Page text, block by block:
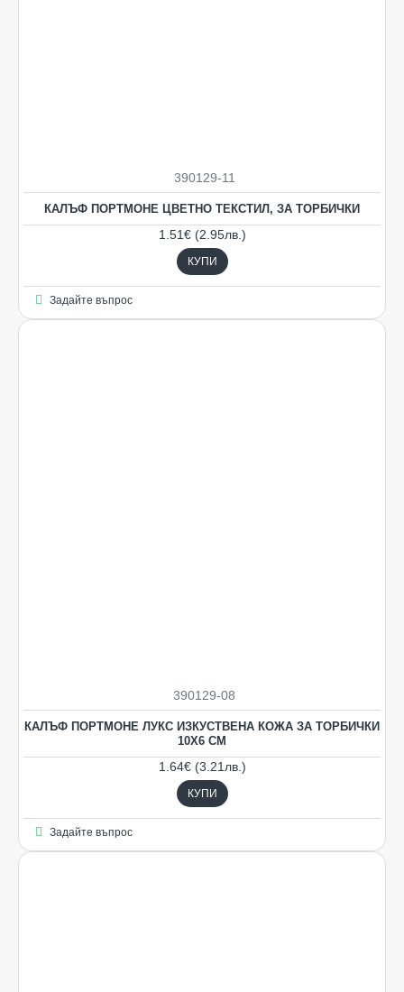
390129-11
КАЛЪФ ПОРТМОНЕ ЦВЕТНО ТЕКСТИЛ, ЗА ТОРБИЧКИ
1.51€ (2.95лв.)
КУПИ
Задайте въпрос
390129-08
КАЛЪФ ПОРТМОНЕ ЛУКС ИЗКУСТВЕНА КОЖА ЗА ТОРБИЧКИ
10Х6 СМ
1.64€ (3.21лв.)
КУПИ
Задайте въпрос